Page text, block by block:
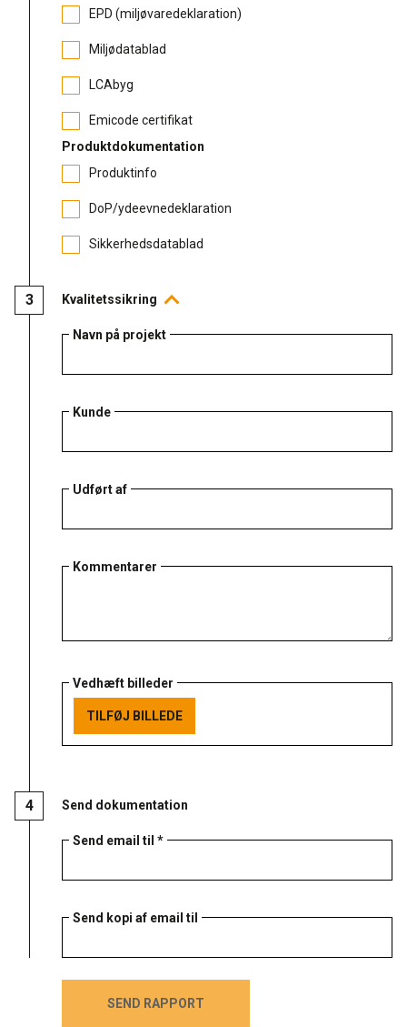
EPD (miljøvaredeklaration)
Miljødatablad
LCAbyg
Emicode certifikat
Produktdokumentation
Produktinfo
DoP/ydeevnedeklaration
Sikkerhedsdatablad
Kvalitetssikring
Navn på projekt
Kunde
Udført af
Kommentarer
Vedhæft billeder
TILFØJ BILLEDE
TILFØJ BILLEDE
Send dokumentation
Send email til *
Send kopi af email til
SEND RAPPORT
SEND RAPPORT